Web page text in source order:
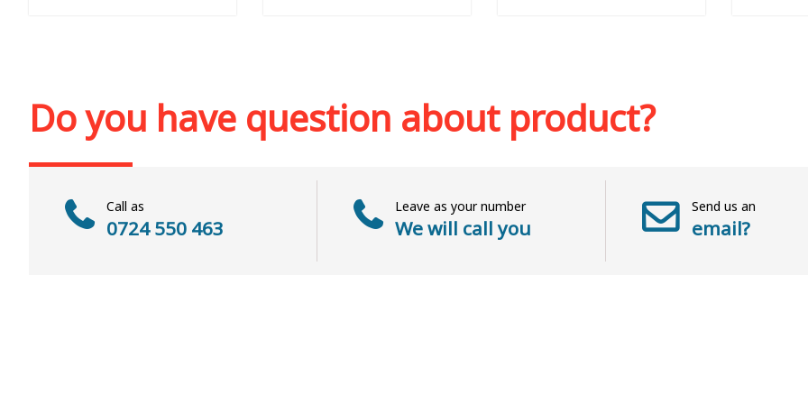
Do you have question about product?
Call as
0724 550 463
Leave as your number
We will call you
Send us an
email?